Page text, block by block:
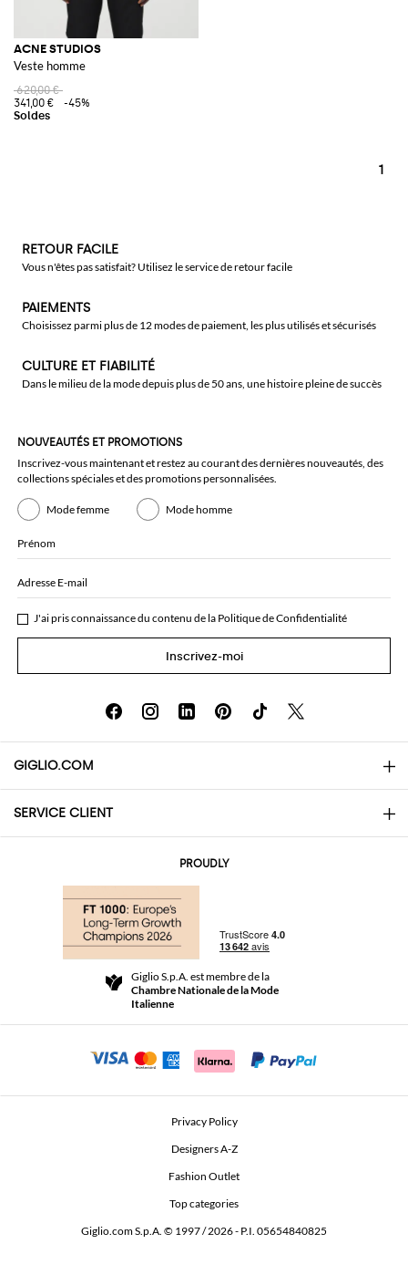
ACNE STUDIOS
Veste homme
620,00 €
341,00 €
-45%
1
RETOUR FACILE
Vous n'êtes pas satisfait? Utilisez le service de retour facile
PAIEMENTS
Choisissez parmi plus de 12 modes de paiement, les plus utilisés et sécurisés
CULTURE ET FIABILITÉ
Dans le milieu de la mode depuis plus de 50 ans, une histoire pleine de succès
NOUVEAUTÉS ET PROMOTIONS
Inscrivez-vous maintenant et restez au courant des dernières nouveautés, des
collections spéciales et des promotions personnalisées.
Mode femme Mode homme
Prénom
Adresse E-mail
J'ai pris connaissance du contenu de la Politique de Confidentialité
Inscrivez-moi
GIGLIO.COM
About
Beauty Seekers VIP Club
SERVICE CLIENT
Retours et Remboursements
Termes et conditions générales de vente
For a safe shopping experience
Security Communication
PROUDLY
Giglio S.p.A. est membre de la
Chambre Nationale de la Mode
Italienne
Privacy Policy
Designers A-Z
Fashion Outlet
Top categories
Giglio.com S.p.A. © 1997 / 2026 - P.I. 05654840825